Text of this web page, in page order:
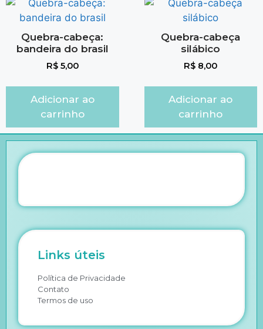
Quebra-cabeça:
bandeira do brasil
R$5,00
Adicionar ao
carrinho
Quebra-cabeça
silábico
R$ 8,00
Adicionar ao
carrinho
Links úteis
Política de Privacidade
Contato
Termos de uso